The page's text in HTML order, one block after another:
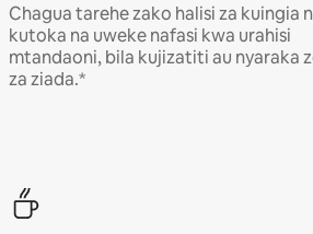
Chagua tarehe zako halisi za kuingia
kutoka na uweke nafasi kwa urahisi
mtandaoni, bila kujizatiti au nyaraka
za ziada.*